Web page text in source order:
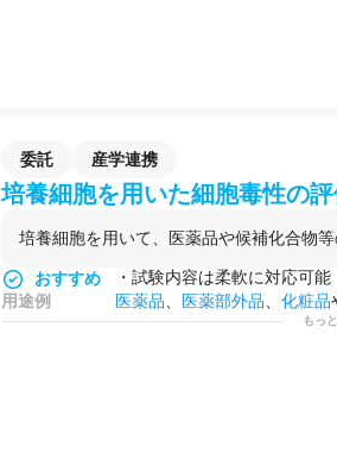
委託 産学連携
培養細胞を用いた細胞毒性の
培養細胞を用いて、医薬品や候補化合物等
おすすめ
・試験内容は柔軟に対応可能
用途例
医薬品 医薬部外品 、化粧品
もっ